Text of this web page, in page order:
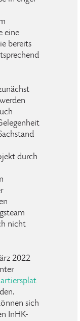
eine
bereits
durch
nicht
2022
sich
InHK-